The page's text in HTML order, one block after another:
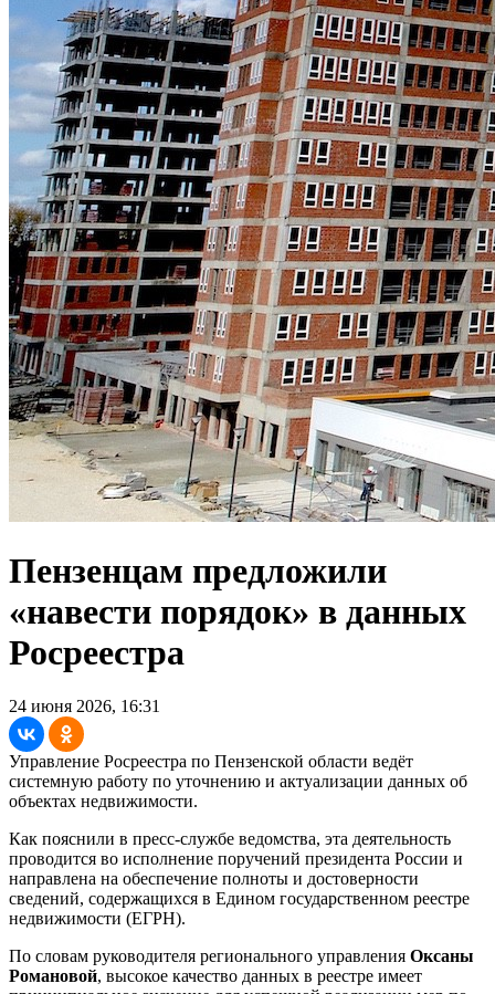
Пензенцам предложили
«навести порядок» в данных
Росреестра
24 июня 2026, 16:31
Управление Росреестра по Пензенской области ведёт
системную работу по уточнению и актуализации данных об
объектах недвижимости.
Как пояснили в пресс-службе ведомства, эта деятельность
проводится во исполнение поручений президента России и
направлена на обеспечение полноты и достоверности
сведений, содержащихся в Едином государственном реестре
недвижимости (ЕГРН).
По словам руководителя регионального управления Оксаны
Романовой, высокое качество данных в реестре имеет